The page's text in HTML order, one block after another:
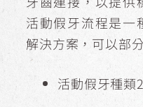
活動假牙流程是一
解決方案，可以部
活動假牙種類